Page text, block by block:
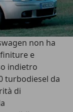
non ha
e
indietro
turbodiesel da
di